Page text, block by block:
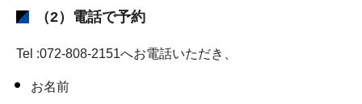
（2）電話で予約
Tel :072-808-2151へお電話いただき、
お名前